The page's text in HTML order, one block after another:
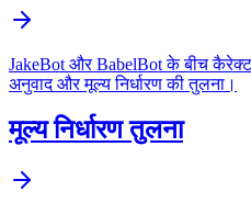
JakeBot और BabelBot के बीच कैरेक्टर
अनुवाद और मूल्य निर्धारण की तुलना।
मूल्य निर्धारण तुलना